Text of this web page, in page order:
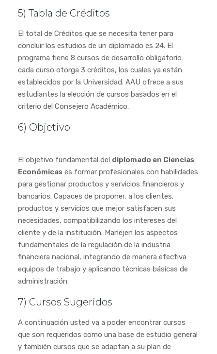
5) Tabla de Créditos
El total de Créditos que se necesita tener para
concluir los estudios de un diplomado es 24. El
programa tiene 8 cursos de desarrollo obligatorio
cada curso otorga 3 créditos, los cuales ya están
establecidos por la Universidad. AAU ofrece a sus
estudiantes la elección de cursos basados en el
criterio del Consejero Académico.
6) Objetivo
El objetivo fundamental del diplomado en Ciencias
Económicases formar profesionales con habilidades
para gestionar productos y servicios financieros y
bancarios. Capaces de proponer, a los clientes,
productos y servicios que mejor satisfacen sus
necesidades, compatibilizando los intereses del
cliente y de la institución. Manejen los aspectos
fundamentales de la regulación de la industria
financiera nacional, integrando de manera efectiva
equipos de trabajo y aplicando técnicas básicas de
administración.
7) Cursos Sugeridos
A continuación usted va a poder encontrar cursos
que son requeridos como una base de estudio general
y también cursos que se adaptan a su plan de